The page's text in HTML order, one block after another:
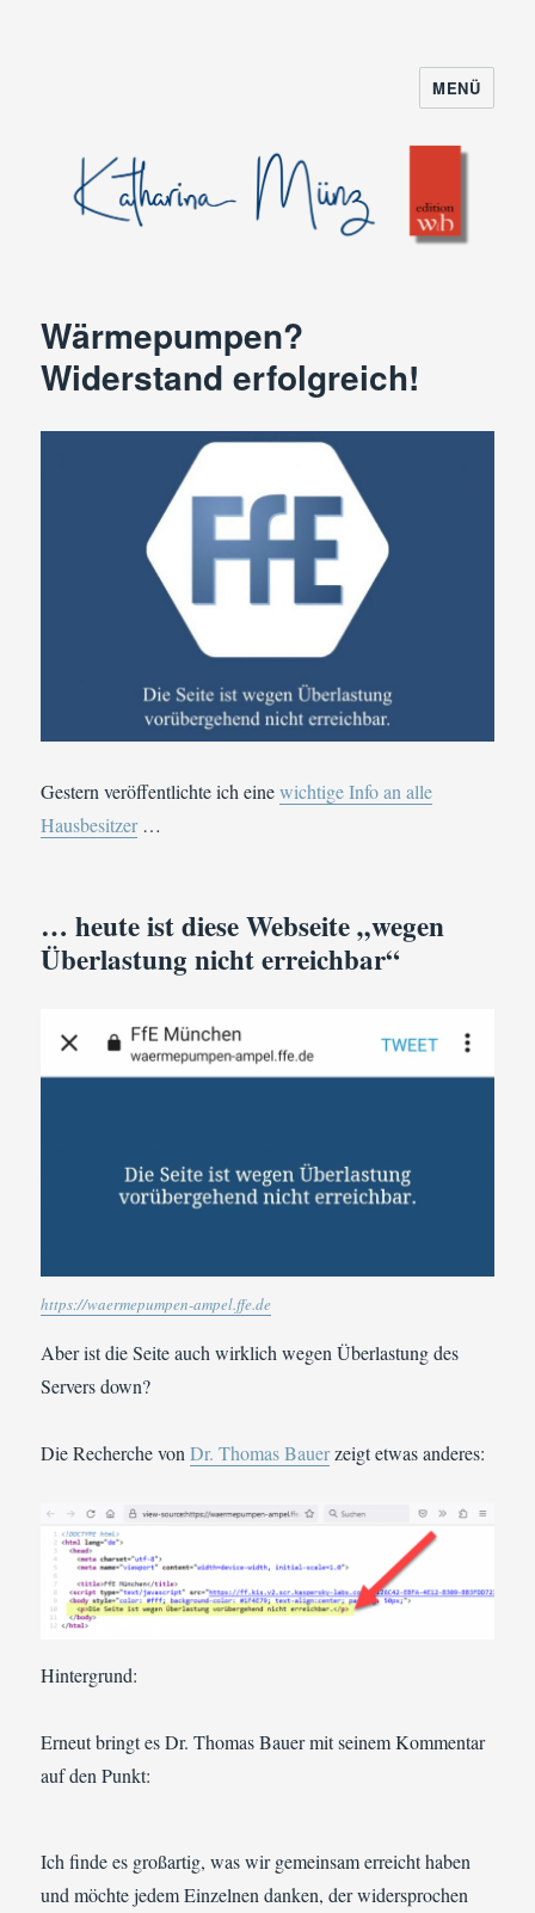
MENÜ
Wärmepumpen?
Widerstand erfolgreich!
Gestern veröffentlichte ich einewichtige Info an alle
Hausbesitzer…
… heute ist diese Webseite „wegen
Überlastung nicht erreichbar“
https://waermepumpen-ampel.ffe.de
Aberist die Seite auch wirklich wegen Überlastung des
Servers down?
Die Recherche vonDr. Thomas Bauerzeigt etwas anderes:
Hintergrund:
Erneut bringt es Dr. Thomas Bauer mit seinem Kommentar
auf den Punkt:
Ich finde es großartig, was wir gemeinsam erreicht haben
und möchte jedem Einzelnen danken, der widersprochen